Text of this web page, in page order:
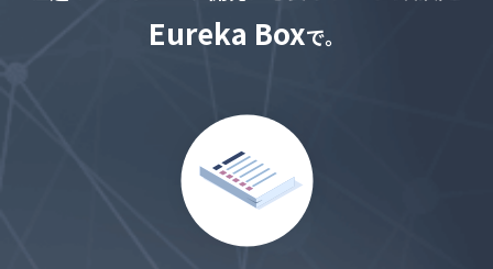
Eureka Boxで。